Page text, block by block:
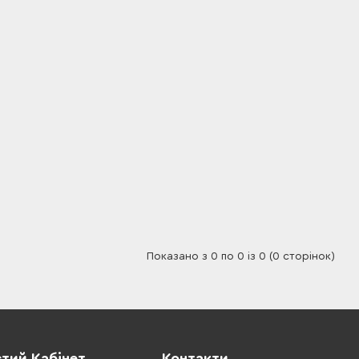
Показано з 0 по 0 із 0 (0 сторінок)